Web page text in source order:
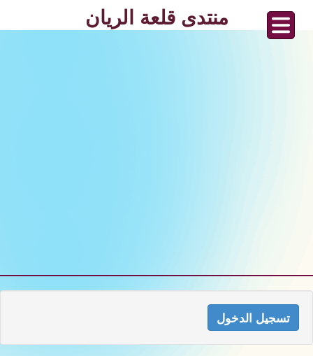
منتدى قلعة الريان
تسجيل الدخول